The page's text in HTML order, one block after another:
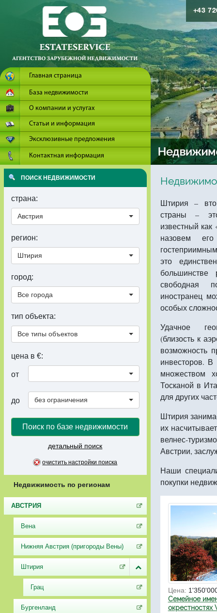
Главная страница
База недвижимости
О компании и услугах
Статьи и информация
Эксклюзивные предложения
Контактная информация
+43
ПОИСК НЕДВИЖИМОСТИ
страна:
Австрия
регион:
Штирия
город:
Все города
тип объекта:
Все типы объектов
цена в €:
от
до без ограничения
Поиск по базе недвижимости
детальный поиск
очистить настройки поиска
Недвижимость по регионам
АВСТРИЯ
Вена
Нижняя Австрия (пригороды Вены)
Штирия
Грац
Бургенланд
Штирия –
страны –
известный
назовем
это
большинстве
свободная
иностранец
особых
Удачное
(близость к
возможность
инвесторов.
множеством
Тосканой в
для других
Штирия
их
велнес-
Австрии,
Наши
покупки
Цена:
Семейное
окрестностях